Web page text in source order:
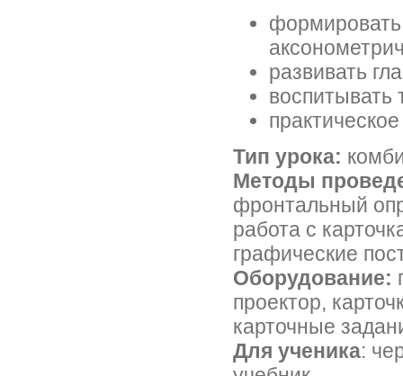
развивать
воспитывать
Тип урока:
Методы
фронтальный
работа с
графические
Оборудование:
проектор,
карточные
Для ученика: